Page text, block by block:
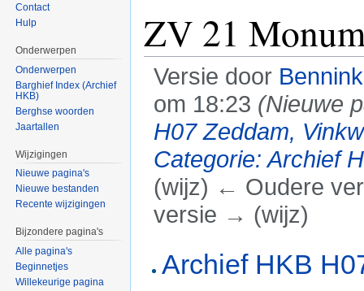
ZV 21
Versie door
om 18:23 (Nieuwe
H07 Zeddam,
Categorie: Archief
(wijz) ← Oudere
versie → (wijz)
Archief HKB
Contact
Hulp
Onderwerpen
Onderwerpen
Barghief Index (Archief
HKB)
Berghse woorden
Jaartallen
Wijzigingen
Nieuwe pagina's
Nieuwe bestanden
Recente wijzigingen
Bijzondere pagina's
Alle pagina's
Beginnetjes
Willekeurige pagina